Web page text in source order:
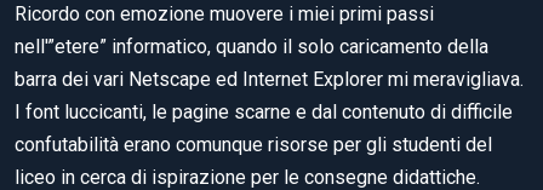
Ricordo con emozione muovere i miei primi passi
nell'”etere” informatico, quando il solo caricamento della
barra dei vari Netscape ed Internet Explorer mi meravigliava.
I font luccicanti, le pagine scarne e dal contenuto di difficile
confutabilità erano comunque risorse per gli studenti del
liceo in cerca di ispirazione per le consegne didattiche.